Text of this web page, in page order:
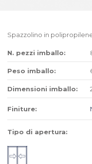
Spazzolino in
N. pezzi imballo:
Peso imballo:
Dimensioni imballo:
Finiture:
Tipo di apertura: